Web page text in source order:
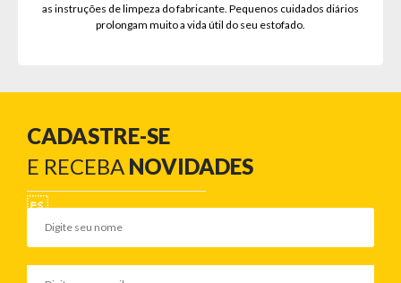
as instruções de limpeza do fabricante. Pequenos cuidados diários
prolongam muito a vida útil do seu estofado.
CADASTRE-SE
E RECEBA NOVIDADES